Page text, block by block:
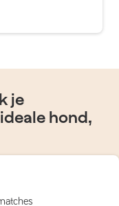
je
hond,